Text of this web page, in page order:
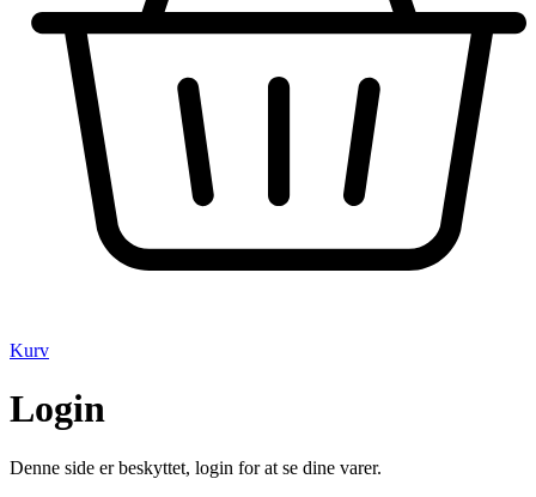
Kurv
Login
Denne side er beskyttet, login for at se dine varer.